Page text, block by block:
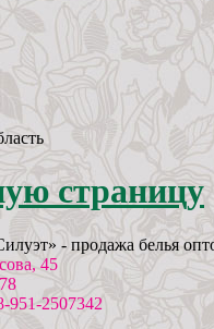
- продажа белья
45
951-2507342